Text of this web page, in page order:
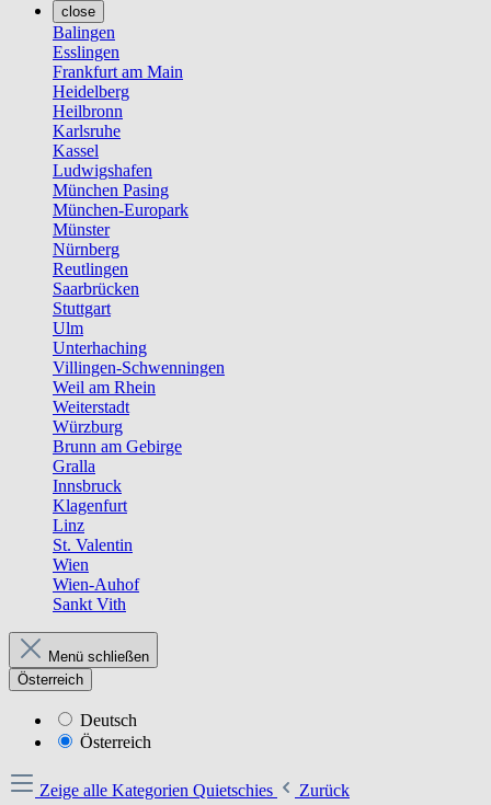
close
Balingen
Esslingen
Frankfurt am Main
Heidelberg
Heilbronn
Karlsruhe
Kassel
Ludwigshafen
München Pasing
München-Europark
Münster
Nürnberg
Reutlingen
Saarbrücken
Stuttgart
Ulm
Unterhaching
Villingen-Schwenningen
Weil am Rhein
Weiterstadt
Würzburg
Brunn am Gebirge
Gralla
Innsbruck
Klagenfurt
Linz
St. Valentin
Wien
Wien-Auhof
Sankt Vith
Menü schließen
Österreich
Deutsch
Österreich
Zeige alle Kategorien Quietschies
Zurück